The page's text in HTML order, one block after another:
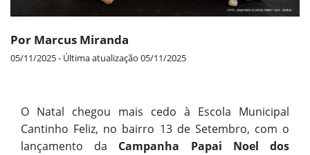
Por Marcus Miranda
05/11/2025 - Última atualização 05/11/2025
O Natal chegou mais cedo à Escola Municipal
Cantinho Feliz, no bairro 13 de Setembro, com o
lançamento da Campanha Papai Noel dos